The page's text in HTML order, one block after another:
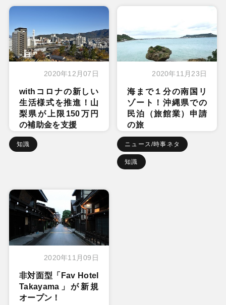
2020年12月07日
withコロナの新しい
生活様式を推進！山
梨県が上限150万円
の補助金を支援
知識
2020年11月23日
海まで１分の南国リ
ゾート！沖縄県での
民泊（旅館業）申請
の旅
ニュース/時事ネタ
知識
2020年11月09日
非対面型「Fav Hotel
Takayama」が新規
オープン！